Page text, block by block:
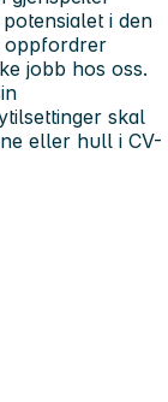
i den
oppfordrer
jobb hos oss.
skal
eller hull i CV-